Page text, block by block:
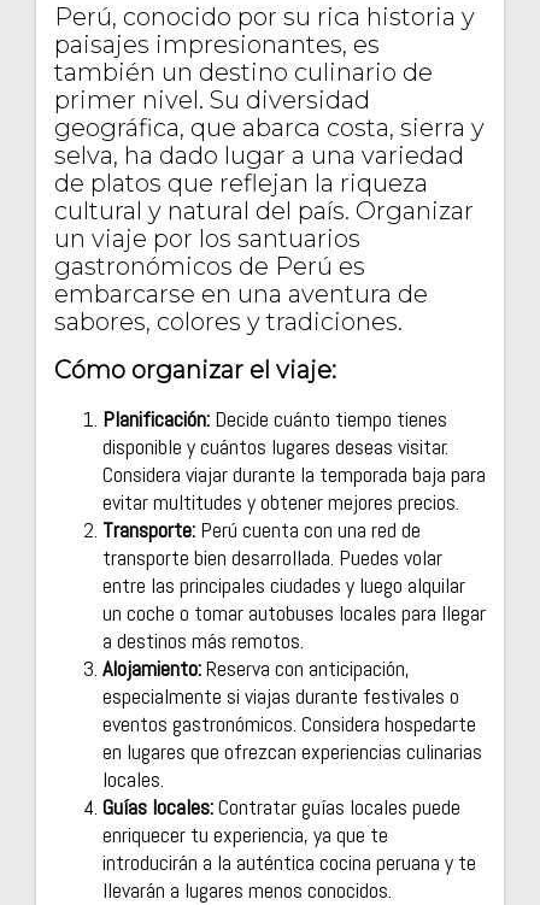
Perú, conocido por su rica historia y
paisajes impresionantes, es
también un destino culinario de
primer nivel. Su diversidad
geográfica, que abarca costa, sierra y
selva, ha dado lugar a una variedad
de platos que reflejan la riqueza
cultural y natural del país. Organizar
un viaje por los santuarios
gastronómicos de Perú es
embarcarse en una aventura de
sabores, colores y tradiciones.
Cómo organizar el viaje:
Planificación: Decide cuánto tiempo tienes
disponible y cuántos lugares deseas visitar.
Considera viajar durante la temporada baja para
evitar multitudes y obtener mejores precios.
Transporte: Perú cuenta con una red de
transporte bien desarrollada. Puedes volar
entre las principales ciudades y luego alquilar
un coche o tomar autobuses locales para llegar
a destinos más remotos.
Alojamiento:Reserva con anticipación,
especialmente si viajas durante festivales o
eventos gastronómicos. Considera hospedarte
en lugares que ofrezcan experiencias culinarias
locales.
Guías locales:Contratar guías locales puede
enriquecer tu experiencia, ya que te
introducirán a la auténtica cocina peruana y te
llevarán a lugares menos conocidos.